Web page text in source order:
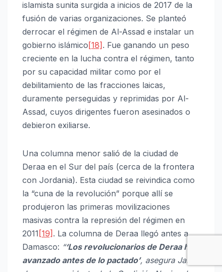
islamista sunita surgida a inicios de 2017 de la
fusión de varias organizaciones. Se planteó
derrocar el régimen de Al-Assad e instalar un
gobierno islámico[18]. Fue ganando un peso
creciente en la lucha contra el régimen, tanto
por su capacidad militar como por el
debilitamiento de las fracciones laicas,
duramente perseguidas y reprimidas por Al-
Assad, cuyos dirigentes fueron asesinados o
debieron exiliarse.
Una columna menor salió de la ciudad de
Deraa en el Sur del país (cerca de la frontera
con Jordania). Esta ciudad se reivindica como
la “cuna de la revolución” porque allí se
produjeron las primeras movilizaciones
masivas contra la represión del régimen en
2011 [19] . La columna de Deraa llegó antes a
Damasco: “‘Los revolucionarios de Deraa han
avanzado antes de lo pactado’, asegura Jaled